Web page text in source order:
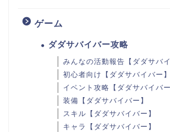
ゲーム
ダダサバイバー攻略
みんなの活動報告【ダダサバイ
初心者向け【ダダサバイバー】
イベント攻略【ダダサバイバー
装備【ダダサバイバー】
スキル【ダダサバイバー】
キャラ【ダダサバイバー】